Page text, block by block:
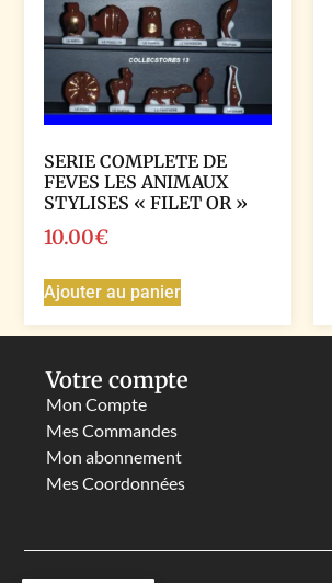
SERIE COMPLETE DE
FEVES LES ANIMAUX
STYLISES « FILET OR »
10.00€
Ajouter au panier
Votre compte
Mon Compte
Mes Commandes
Mon abonnement
Mes Coordonnées